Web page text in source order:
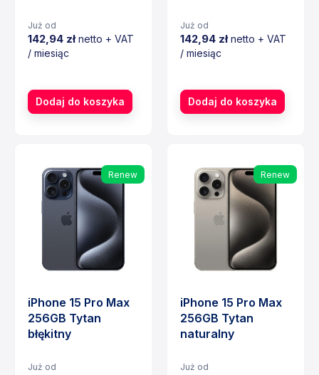
Już od
142,94 złnetto + VAT
/ miesiąc
Dodaj do koszyka
Już od
142,94 złnetto + VAT
/ miesiąc
Dodaj do koszyka
Renew
iPhone 15 Pro Max
256GB Tytan
błękitny
Już od
Renew
iPhone 15 Pro Max
256GB Tytan
naturalny
Już od